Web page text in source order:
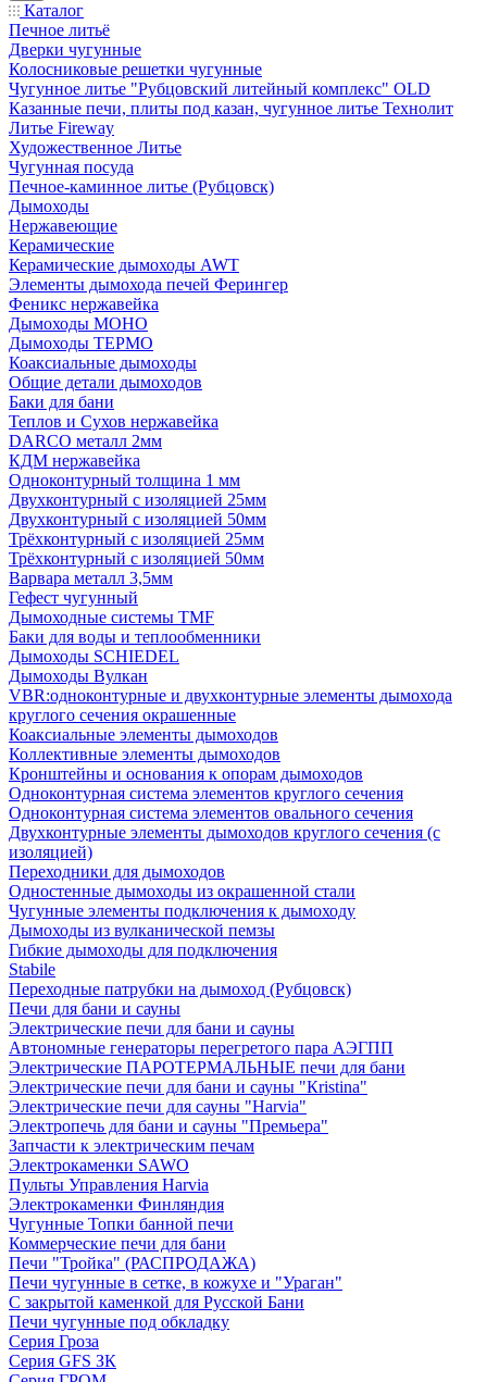
Каталог
Печное литьё
Дверки чугунные
Колосниковые решетки чугунные
Чугунное литье "Рубцовский литейный комплекс" OLD
Казанные печи, плиты под казан, чугунное литье Технолит
Литье Fireway
Художественное Литье
Чугунная посуда
Печное-каминное литье (Рубцовск)
Дымоходы
Нержавеющие
Керамические
Керамические дымоходы AWT
Элементы дымохода печей Ферингер
Феникс нержавейка
Дымоходы МОНО
Дымоходы ТЕРМО
Коаксиальные дымоходы
Общие детали дымоходов
Баки для бани
Теплов и Сухов нержавейка
DARCO металл 2мм
КДМ нержавейка
Одноконтурный толщина 1 мм
Двухконтурный с изоляцией 25мм
Двухконтурный с изоляцией 50мм
Трёхконтурный с изоляцией 25мм
Трёхконтурный с изоляцией 50мм
Варвара металл 3,5мм
Гефест чугунный
Дымоходные системы TMF
Баки для воды и теплообменники
Дымоходы SCHIEDEL
Дымоходы Вулкан
VBR:одноконтурные и двухконтурные элементы дымохода
круглого сечения окрашенные
Коаксиальные элементы дымоходов
Коллективные элементы дымоходов
Кронштейны и основания к опорам дымоходов
Одноконтурная система элементов круглого сечения
Одноконтурная система элементов овального сечения
Двухконтурные элементы дымоходов круглого сечения (с
изоляцией)
Переходники для дымоходов
Одностенные дымоходы из окрашенной стали
Чугунные элементы подключения к дымоходу
Дымоходы из вулканической пемзы
Гибкие дымоходы для подключения
Stabile
Переходные патрубки на дымоход (Рубцовск)
Печи для бани и сауны
Электрические печи для бани и сауны
Автономные генераторы перегретого пара АЭГПП
Электрические ПАРОТЕРМАЛЬНЫЕ печи для бани
Электрические печи для бани и сауны "Кristina"
Электрические печи для сауны "Harvia"
Электропечь для бани и сауны "Премьера"
Запчасти к электрическим печам
Электрокаменки SAWO
Пульты Управления Harvia
Электрокаменки Финляндия
Чугунные Топки банной печи
Коммерческие печи для бани
Печи "Тройка" (РАСПРОДАЖА)
Печи чугунные в сетке, в кожухе и "Ураган"
С закрытой каменкой для Русской Бани
Печи чугунные под обкладку
Серия Гроза
Серия GFS ЗК